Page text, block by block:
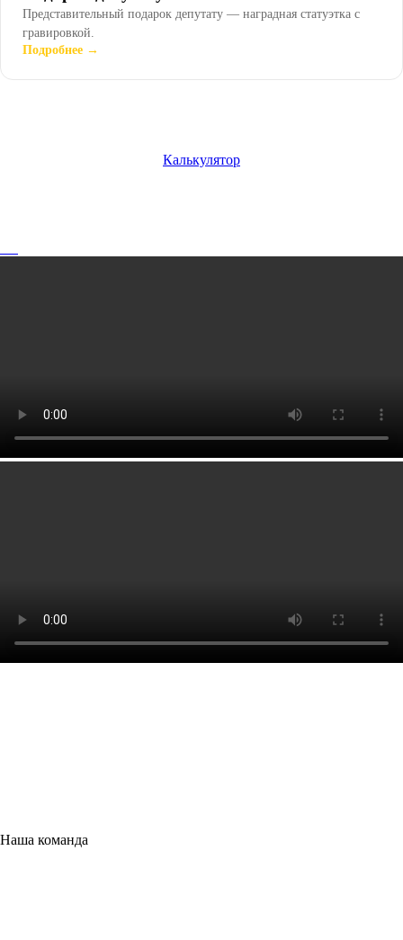
Представительный подарок депутату — наградная статуэтка с
гравировкой.
Подробнее →
Калькулятор
Наша команда